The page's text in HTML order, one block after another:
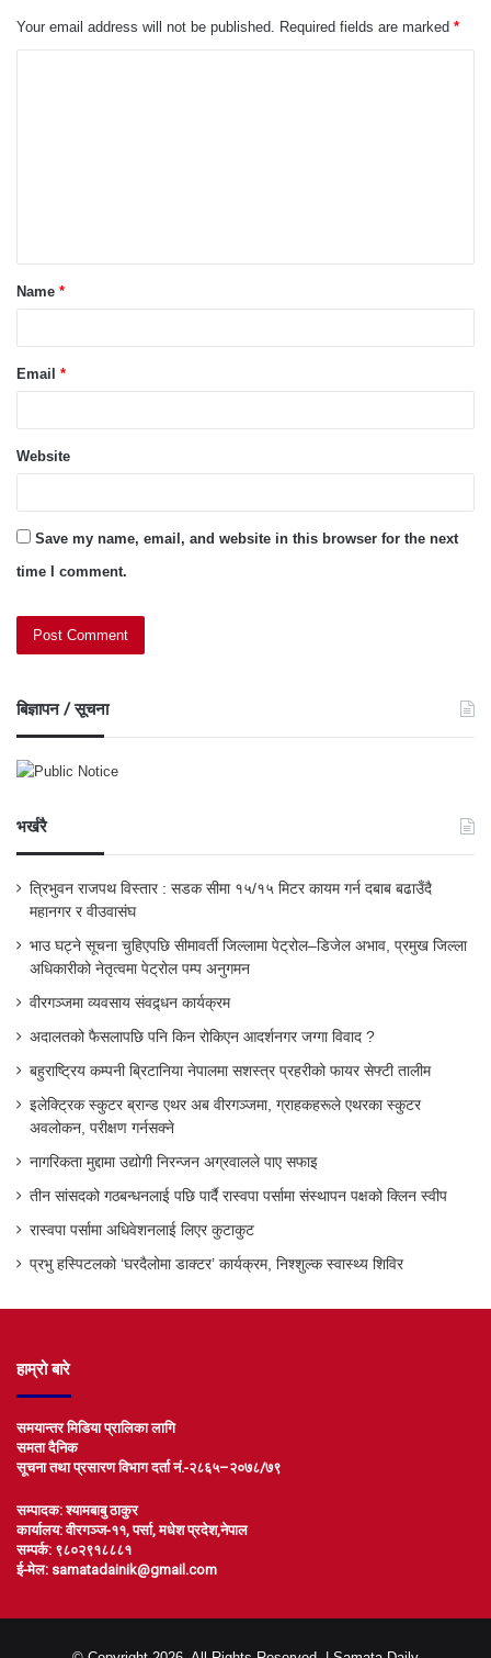
Your email address will not be published. Required fields are marked *
t
*Name *
Email *
Website
Save my name, email, and website in this browser for the next
time I comment.
बिज्ञापन / सूचना
भर्खरै
त्रिभुवन राजपथ विस्तार : सडक सीमा १५/१५ मिटर कायम गर्न दबाब बढाउँदै
महानगर र वीउवासंघ
भाउ घट्ने सूचना चुहिएपछि सीमावर्ती जिल्लामा पेट्रोल–डिजेल अभाव, प्रमुख जिल्ला
अधिकारीको नेतृत्वमा पेट्रोल पम्प अनुगमन
वीरगञ्जमा व्यवसाय संवद्र्धन कार्यक्रम
अदालतको फैसलापछि पनि किन रोकिएन आदर्शनगर जग्गा विवाद ?
बहुराष्ट्रिय कम्पनी ब्रिटानिया नेपालमा सशस्त्र प्रहरीको फायर सेफ्टी तालीम
इलेक्ट्रिक स्कुटर ब्रान्ड एथर अब वीरगञ्जमा, ग्राहकहरूले एथरका स्कुटर
अवलोकन, परीक्षण गर्नसक्ने
नागरिकता मुद्दामा उद्योगी निरन्जन अग्रवालले पाए सफाइ
तीन सांसदको गठबन्धनलाई पछि पार्दै रास्वपा पर्सामा संस्थापन पक्षको क्लिन स्वीप
रास्वपा पर्सामा अधिवेशनलाई लिएर कुटाकुट
प्रभु हस्पिटलको ‘घरदैलोमा डाक्टर’ कार्यक्रम, निश्शुल्क स्वास्थ्य शिविर
हाम्रो बारे
समयान्तर मिडिया प्रालिका लागि
समता दैनिक
सूचना तथा प्रसारण विभाग दर्ता नं.-२८६५–२०७८/७९
सम्पादक: श्यामबाबु ठाकुर
कार्यालय: वीरगञ्ज-११, पर्सा, मधेश प्रदेश,नेपाल
सम्पर्क: ९८०२९१८८८१
ई-मेल: samatadainik@gmail.com